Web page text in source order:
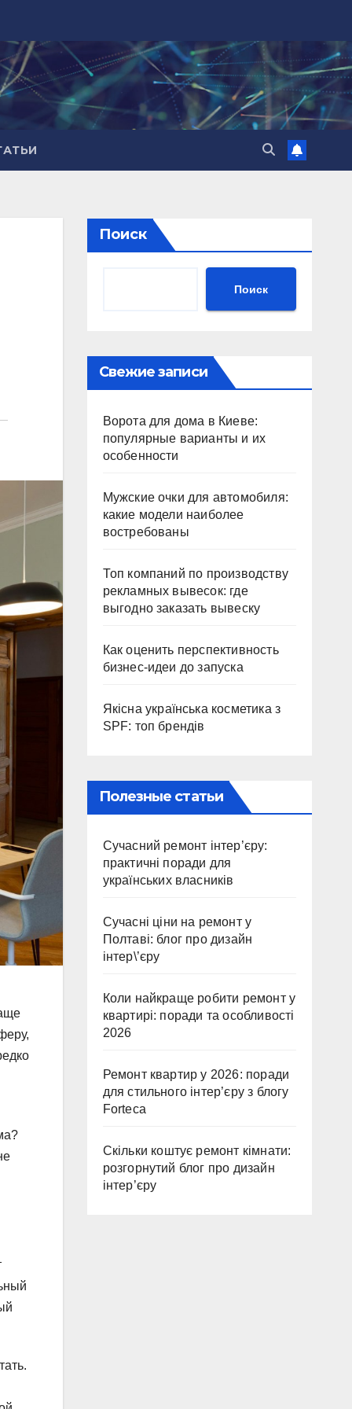
Поиск
Поиск
Свежие записи
Ворота для дома в Киеве:
популярные варианты и их
особенности
Мужские очки для автомобиля:
какие модели наиболее
востребованы
Топ компаний по производству
рекламных вывесок: где
выгодно заказать вывеску
Как оценить перспективность
бизнес-идеи до запуска
Якісна українська косметика з
SPF: топ брендів
Полезные статьи
Сучасний ремонт інтер’єру:
практичні поради для
українських власників
Сучасні ціни на ремонт у
Полтаві: блог про дизайн
інтер\’єру
Коли найкраще робити ремонт у
квартирі: поради та особливості
2026
Ремонт квартир у 2026: поради
для стильного інтер’єру з блогу
Forteca
Скільки коштує ремонт кімнати:
розгорнутий блог про дизайн
інтер’єру